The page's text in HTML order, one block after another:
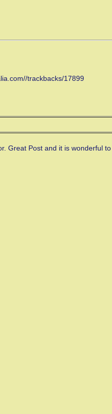
trackbacks/17899
Great Post and it is wonderful